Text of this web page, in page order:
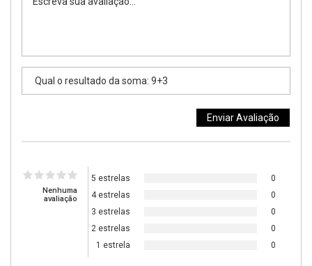
Nenhuma
avaliação
5 estrelas
0
4 estrelas
0
3 estrelas
0
2 estrelas
0
1 estrela
0